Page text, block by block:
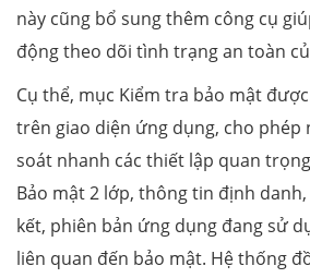
này cũng bổ sung thêm công cụ
động theo dõi tình trạng an toàn
Cụ thể, mục Kiểm tra bảo mật
trên giao diện ứng dụng, cho phép
soát nhanh các thiết lập quan
Bảo mật 2 lớp, thông tin định
kết, phiên bản ứng dụng đang sử
liên quan đến bảo mật. Hệ thống